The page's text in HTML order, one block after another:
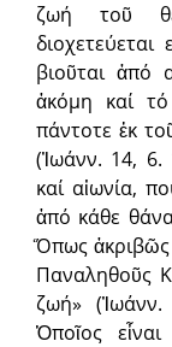
ζωή τοῦ
βιοῦται ἀπό
ἀκόμη καί
πάντοτε ἐκ
(Ἰωάνν. 14, 6.
καί αἰωνία,
ἀπό κάθε
Ὅπως ἀκριβῶς
Παναληθοῦς
ζωή»
Ὁποῖος